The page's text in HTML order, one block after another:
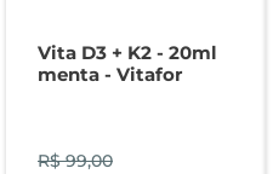
Vita D3 + K2 - 20ml
menta - Vitafor
R$ 99,00